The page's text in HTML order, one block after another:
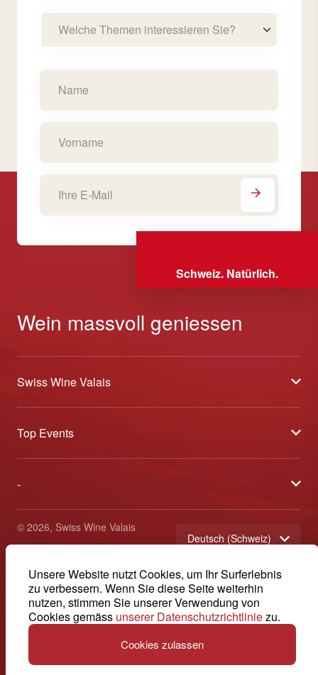
Unsere Website nutzt Cookies, um Ihr Surferlebnis
zu verbessern. Wenn Sie diese Seite weiterhin
nutzen, stimmen Sie unserer Verwendung von
Cookies gemäss unserer Datenschutzrichtliniezu.
Cookies zulassen
Welche Themen interessieren Sie?
Schweiz. Natürlich.
Wein massvoll geniessen
Swiss Wine Valais
Über uns
Allgemeine Geschäftsbedingungen
Kontakt
Top Events
Offene Weinkeller
Tavolata
Etoiles du Valais
-
Swiss Wine Valais - Avenue de la Gare 2 - CP 144 - 1964
Conthey - Suisse
info@swisswinevalais.ch
© 2026, Swiss Wine Valais
Deutsch (Schweiz)